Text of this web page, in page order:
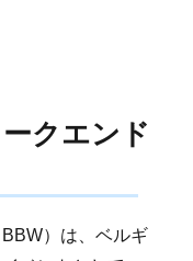
クエンド
）は、ベルギ